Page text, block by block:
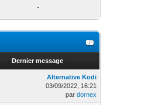
-
Dernier message
Alternative Kodi
03/09/2022, 16:21
pardornex